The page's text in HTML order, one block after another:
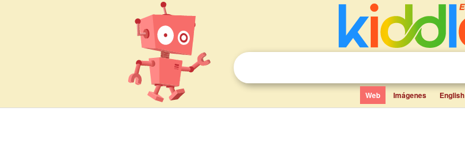
Web Imágenes English